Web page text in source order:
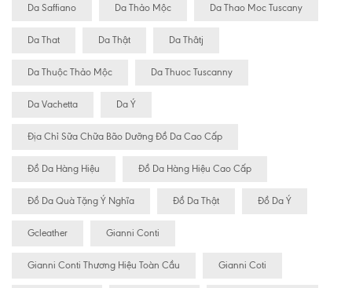
Da Saffiano Da Thảo Mộc Da Thao Moc Tuscany
Da That Da Thật Da Thâtj
Da Thuộc Thảo Mộc Da Thuoc Tuscanny
Da Vachetta Da Ý
Địa Chỉ Sữa Chữa Bão Dưỡng Đồ Da Cao Cấp
Đồ Da Hàng Hiệu Đồ Da Hàng Hiệu Cao Cấp
Đồ Da Quà Tặng Ý Nghĩa Đồ Da Thật Đồ Da Ý
Gcleather Gianni Conti
Gianni Conti Thương Hiệu Toàn Cầu Gianni Coti